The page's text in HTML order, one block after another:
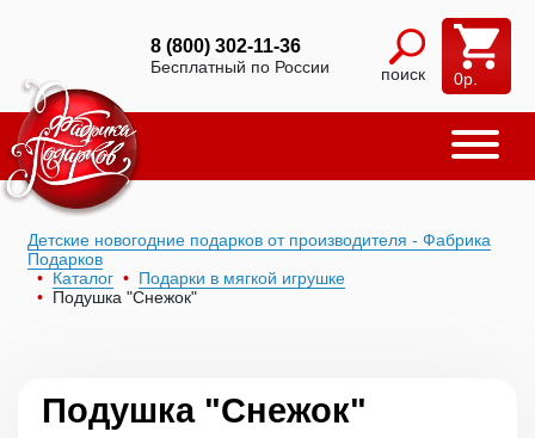
8 (800) 302-11-36
Бесплатный по России поиск 0р.
Детские новогодние подарков от производителя - Фабрика
Подарков
Каталог
Подарки в мягкой игрушке
Подушка "Снежок"
Подушка "Снежок"